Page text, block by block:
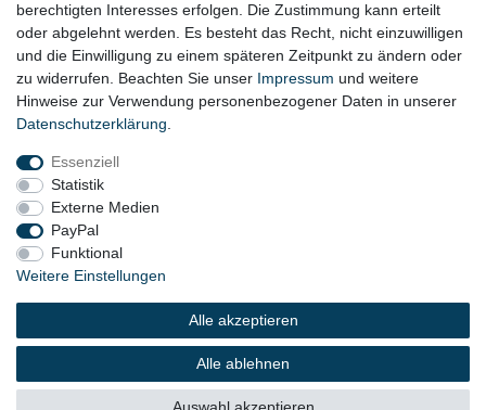
Widerrufsformular
KONTAKT
Tel.: 08031-23444-0
info@werkzeugfundgrube.de
© 2023 Copyright:Werkzeugfundgrube.de - Marco
Golshani e.K.
berechtigten Interesses erfolgen. Die Zustimmung kann erteilt
oder abgelehnt werden. Es besteht das Recht, nicht einzuwilligen
und die Einwilligung zu einem späteren Zeitpunkt zu ändern oder
zu widerrufen. Beachten Sie unser Impressum und weitere
Hinweise zur Verwendung personenbezogener Daten in unserer
Daten­schutz­erklärung
Essenziell
Statistik
Externe Medien
PayPal
Funktional
Weitere Einstellungen
Alle akzeptieren
Alle ablehnen